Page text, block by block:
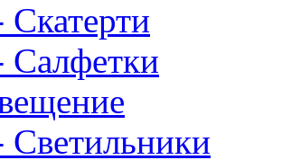
Скатерти
Салфетки
Светильники